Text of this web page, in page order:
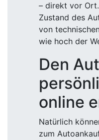
– direkt vor
Zustand des
von
wie hoch der
Den
online
Natürlich
zum